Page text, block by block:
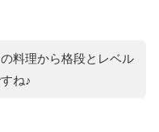
料理から格段とレベル
ね♪